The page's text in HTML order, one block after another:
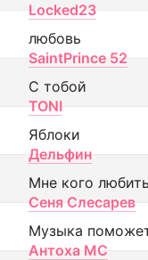
Locked23
любовь
SaintPrince 52
С тобой
TONI
Яблоки
Дельфин
Мне кого
Сеня Слесарев
Музыка
Антоха МС